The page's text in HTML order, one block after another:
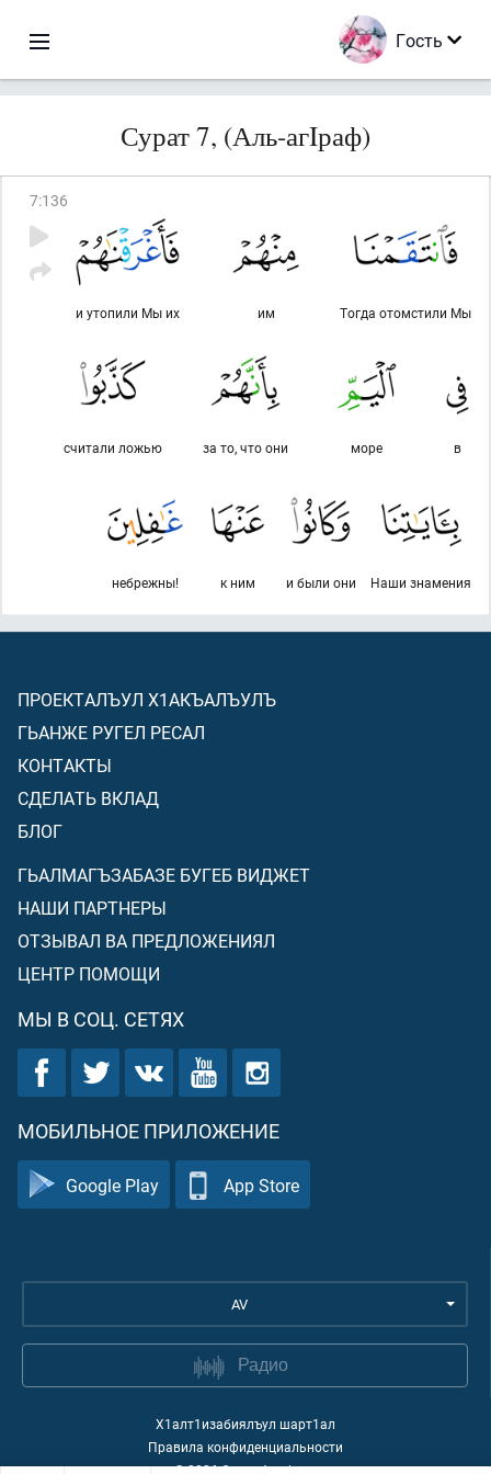
Гость
Сурат 7, (Аль-агIраф)
7:136
Тогда отомстили Мы
им
и утопили Мы их
в
море
за то, что они
считали ложью
Наши знамения
и были они
к ним
небрежны!
ПРОЕКТАЛЪУЛ Х1АКЪАЛЪУЛЪ
ГЬАНЖЕ РУГЕЛ РЕСАЛ
КОНТАКТЫ
СДЕЛАТЬ ВКЛАД
БЛОГ
ГЬАЛМАГЪЗАБАЗЕ БУГЕБ ВИДЖЕТ
НАШИ ПАРТНЕРЫ
ОТЗЫВАЛ ВА ПРЕДЛОЖЕНИЯЛ
ЦЕНТР ПОМОЩИ
МЫ В СОЦ. СЕТЯХ
МОБИЛЬНОЕ ПРИЛОЖЕНИЕ
Google Play App Store
AV
Радио
Х1алт1изабиялъул шарт1ал
Правила конфиденциальности
©2026Quran Academy